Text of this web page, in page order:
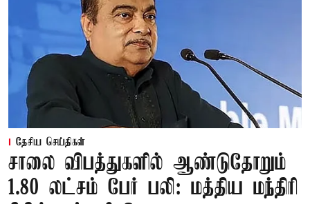
தேசிய செய்திகள்
சாலை விபத்துகளில் ஆண்டுதோறும்
1.80 லட்சம் பேர் பலி: மத்திய மந்திரி